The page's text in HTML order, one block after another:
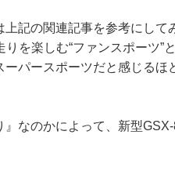
上記の関連記事を参考にし
りを楽しむ“ファンスポーツ
ーパースポーツだと感じるほ
』なのかによって、新型